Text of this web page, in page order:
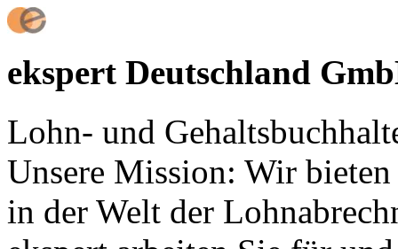
ekspert Deutschland
Lohn- und
Unsere Mission: Wir
in der Welt der